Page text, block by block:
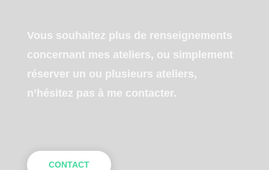
Vous souhaitez plus de renseignements
concernant mes ateliers, ou simplement
réserver un ou plusieurs ateliers,
n’hésitez pas à me contacter.
CONTACT